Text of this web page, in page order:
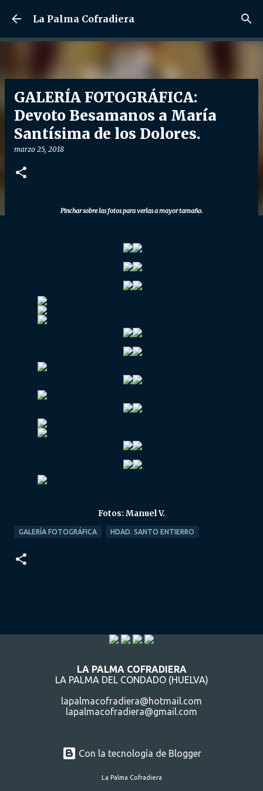
Ir al contenido principal
La Palma Cofradiera
GALERÍA FOTOGRÁFICA:
Devoto Besamanos a María
Santísima de los Dolores.
marzo 25, 2018
Pinchar sobre las fotos para verlas a mayor tamaño.
Fotos: Manuel V.
GALERÍA FOTOGRÁFICA HDAD. SANTO ENTIERRO
LA PALMA COFRADIERA
LA PALMA DEL CONDADO (HUELVA)
lapalmacofradiera@hotmail.com
lapalmacofradiera@gmail.com
Con la tecnología de Blogger
La Palma Cofradiera